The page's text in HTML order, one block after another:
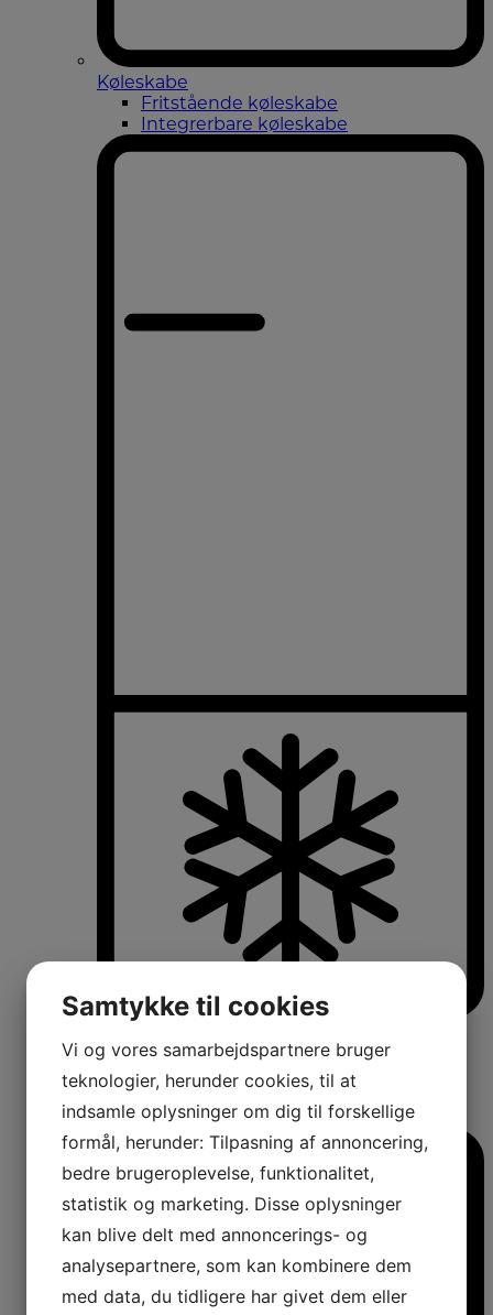
Køleskabe
Fritstående køleskabe
Integrerbare køleskabe
Fritstående køle-/fryseskabe
Integrerbare køle-/fryseskabe
Køleskabe med fryseboks
Amerikanerkøleskabe
Samtykke til cookies
Vi og vores samarbejdspartnere bruger
teknologier, herunder cookies, til at
indsamle oplysninger om dig til forskellige
formål, herunder: Tilpasning af annoncering,
bedre brugeroplevelse, funktionalitet,
statistik og marketing. Disse oplysninger
kan blive delt med annoncerings- og
analysepartnere, som kan kombinere dem
med data, du tidligere har givet dem eller